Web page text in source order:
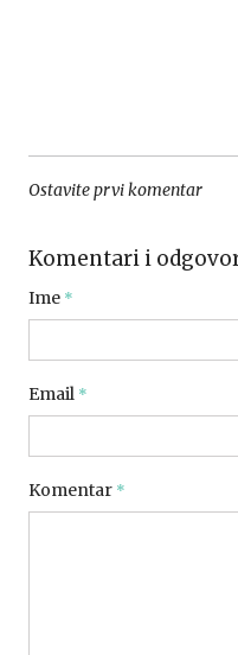
Ostavite prvi komentar
Komentari i
Ime *
Email *
Komentar *